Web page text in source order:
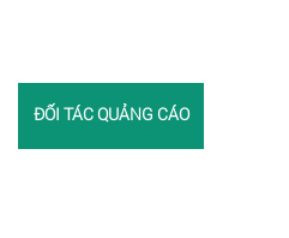
ĐỐI TÁC QUẢNG CÁO